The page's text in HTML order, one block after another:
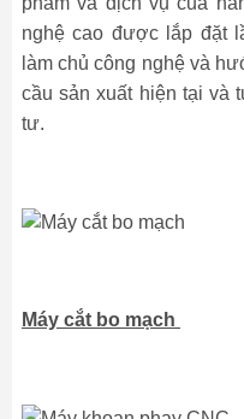
nghệ cao được lắp đặt
làm chủ công nghệ và
cầu sản xuất hiện tại và
tư.
Máy cắt bo mạch